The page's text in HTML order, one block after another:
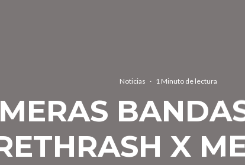
Noticias · 1 Minuto de lectura
X